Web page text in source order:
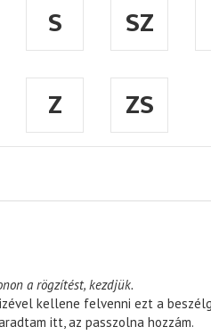
S SZ
Z ZS
a rögzítést, kezdjük.
kellene felvenni ezt a
itt, az passzolna hozzám.